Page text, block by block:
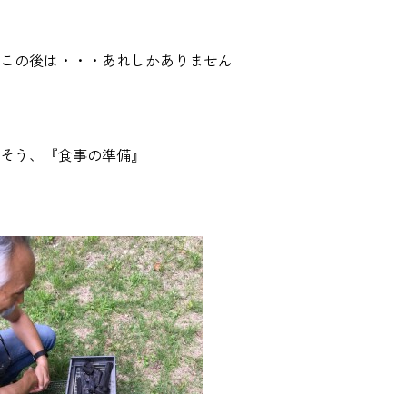
この後は・・・あれしかありません
そう、『食事の準備』